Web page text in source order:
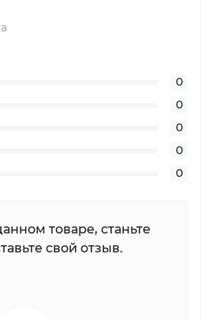
0
0
0
0
0
товаре, станьте
свой отзыв.